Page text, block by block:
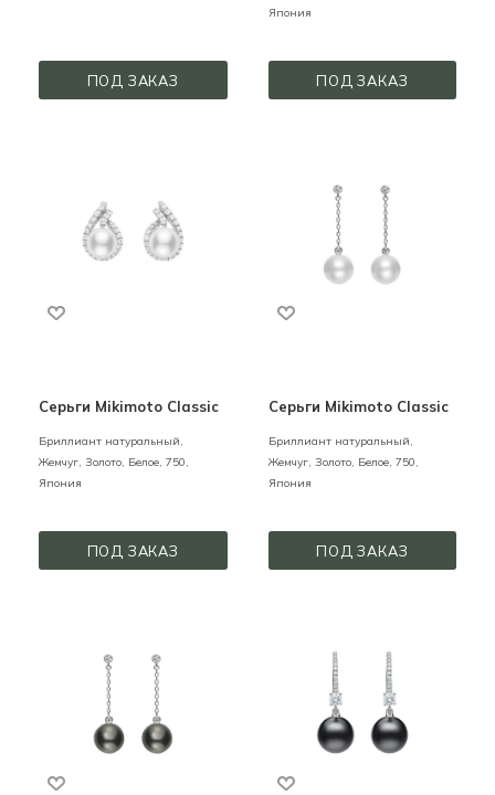
ПОД ЗАКАЗ
Япония
ПОД ЗАКАЗ
Серьги Mikimoto Classic
Бриллиант натуральный,
Жемчуг, Золото, Белое, 750,
Япония
ПОД ЗАКАЗ
Серьги Mikimoto Classic
Бриллиант натуральный,
Жемчуг, Золото, Белое, 750,
Япония
ПОД ЗАКАЗ